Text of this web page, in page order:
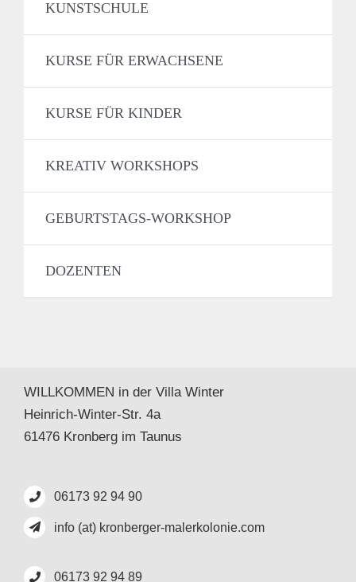
KUNSTSCHULE
KURSE FÜR ERWACHSENE
KURSE FÜR KINDER
KREATIV WORKSHOPS
GEBURTSTAGS-WORKSHOP
DOZENTEN
WILLKOMMEN in der Villa Winter
Heinrich-Winter-Str. 4a
61476 Kronberg im Taunus
06173 92 94 90
info (at) kronberger-malerkolonie.com
06173 92 94 89